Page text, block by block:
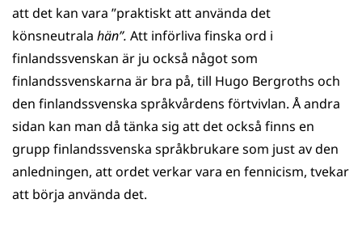
att det kan vara ”praktiskt att använda det
könsneutrala hän”. Att införliva finska ord i
finlandssvenskan är ju också något som
finlandssvenskarna är bra på, till Hugo Bergroths och
den finlandssvenska språkvårdens förtvivlan. Å andra
sidan kan man då tänka sig att det också finns en
grupp finlandssvenska språkbrukare som just av den
anledningen, att ordet verkar vara en fennicism, tvekar
att börja använda det.